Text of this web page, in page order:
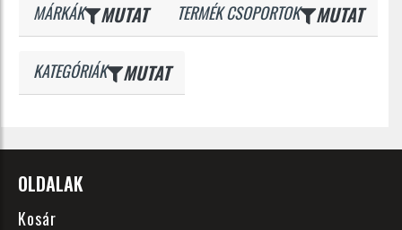
MÁRKÁK MUTAT TERMÉK CSOPORTOK MUTAT
KATEGÓRIÁK MUTAT
OLDALAK
Kosár